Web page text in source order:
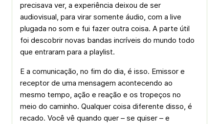
precisava ver, a experiência deixou de ser
audiovisual, para virar somente áudio, com a live
plugada no som e fui fazer outra coisa. A parte útil
foi descobrir novas bandas incríveis do mundo todo
que entraram para a playlist.
E a comunicação, no fim do dia, é isso. Emissor e
receptor de uma mensagem acontecendo ao
mesmo tempo, ação e reação e os tropeços no
meio do caminho. Qualquer coisa diferente disso, é
recado. Você vê quando quer – se quiser – e